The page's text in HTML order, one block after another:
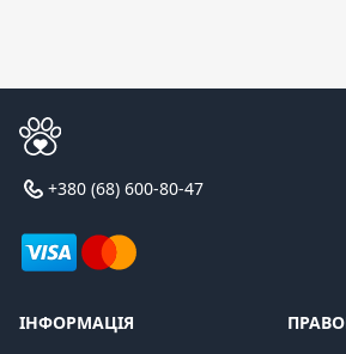
+380 (68) 600-80-47
ІНФОРМАЦІЯ